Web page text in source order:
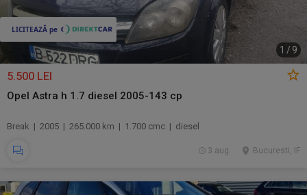
1 / 9
5.500 LEI
Opel Astra h 1.7 diesel 2005-143 cp
Break | 2005 | 265.000 km | 1.700 cmc | diesel
Bucuresti, IF
3 aug.